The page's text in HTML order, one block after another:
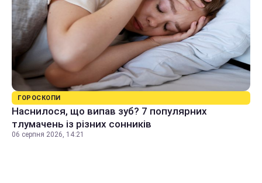
ГОРОСКОПИ
Наснилося, що випав зуб? 7 популярних
тлумачень із різних сонників
06 серпня 2026, 14:21